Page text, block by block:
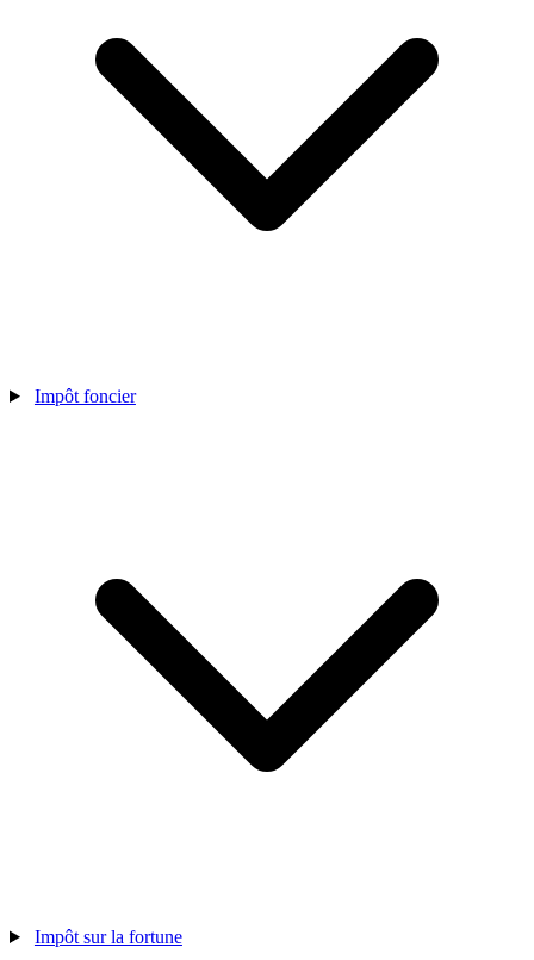
Impôt foncier
Impôt sur la fortune